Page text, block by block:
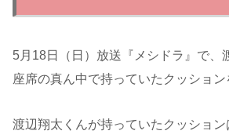
5月18日（日）放送『メシドラ』で、
座席の真ん中で持っていたクッション
渡辺翔太くんが持っていたクッショ